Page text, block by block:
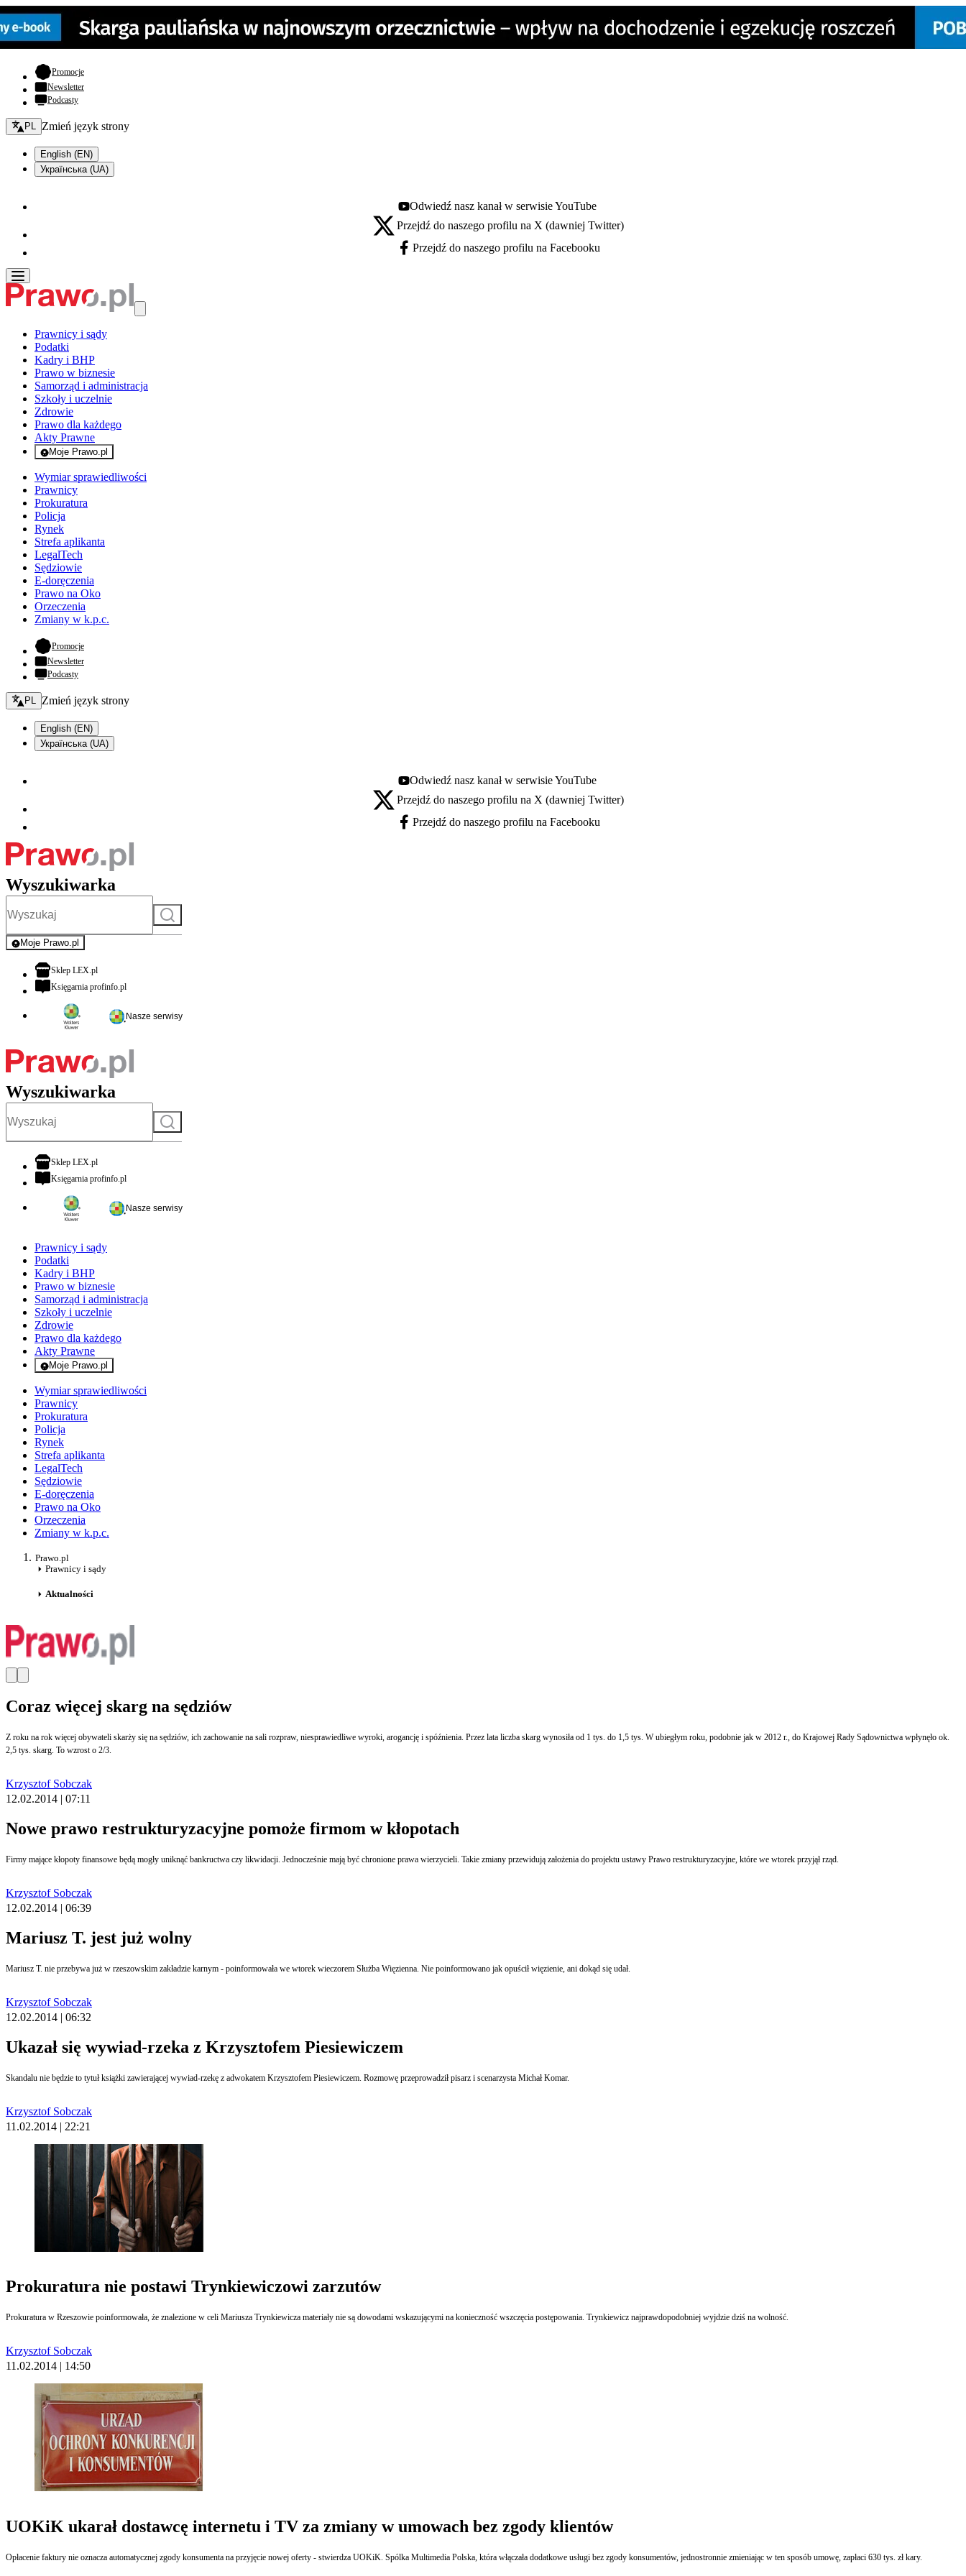
Promocje- otwiera się w nowej karcie
Newsletter
Podcasty
Zmień język - bieżący:
PL Zmień język strony
English (EN)
Українська (UA)
Youtube - otwiera się w nowej karcie
Odwiedź nasz kanał w serwisie YouTube
X - otwiera się w nowej karcie
Przejdź do naszego profilu na X (dawniej Twitter)
Facebook - otwiera się w nowej karcie
Przejdź do naszego profilu na Facebooku
Prawnicy i sądy
Podatki
Kadry i BHP
Prawo w biznesie
Samorząd i administracja
Szkoły i uczelnie
Zdrowie
Prawo dla każdego
Akty Prawne
Moje Prawo.pl
- rejestracja i logowanie do serwisu
Wymiar sprawiedliwości
Prawnicy
Prokuratura
Policja
Rynek
Strefa aplikanta
LegalTech
Sędziowie
E-doręczenia
Prawo na Oko
Orzeczenia
Zmiany w k.p.c.
Promocje- otwiera się w nowej karcie
Newsletter
Podcasty
Zmień język - bieżący:
PL Zmień język strony
English (EN)
Українська (UA)
Youtube - otwiera się w nowej karcie
Odwiedź nasz kanał w serwisie YouTube
X - otwiera się w nowej karcie
Przejdź do naszego profilu na X (dawniej Twitter)
Facebook - otwiera się w nowej karcie
Przejdź do naszego profilu na Facebooku
Wyszukiwarka
Szukaj
Moje Prawo.pl
- rejestracja i logowanie do serwisu
Sklep LEX.plotwiera się w nowej karcie
Księgarnia profinfo.plotwiera się w nowej karcie
Nasze serwisy
Wyszukiwarka
Szukaj
Sklep LEX.plotwiera się w nowej karcie
Księgarnia profinfo.plotwiera się w nowej karcie
Nasze serwisy
Prawnicy i sądy
Podatki
Kadry i BHP
Prawo w biznesie
Samorząd i administracja
Szkoły i uczelnie
Zdrowie
Prawo dla każdego
Akty Prawne
Moje Prawo.pl
- rejestracja i logowanie do serwisu
Wymiar sprawiedliwości
Prawnicy
Prokuratura
Policja
Rynek
Strefa aplikanta
LegalTech
Sędziowie
E-doręczenia
Prawo na Oko
Orzeczenia
Zmiany w k.p.c.
Prawo.pl
Prawnicy i sądy
Aktualności
Coraz więcej skarg na sędziów
Z roku na rok więcej obywateli skarży się na sędziów, ich zachowanie na sali rozpraw, niesprawiedliwe wyroki, arogancję i spóźnienia. Przez lata liczba skarg wynosiła od 1 tys. do 1,5 tys. W ubiegłym roku, podobnie jak w 2012 r., do Krajowej Rady Sądownictwa wpłynęło ok.
2,5 tys. skarg. To wzrost o 2/3.
Krzysztof Sobczak
12.02.2014 | 07:11
Nowe prawo restrukturyzacyjne pomoże firmom w kłopotach
Firmy mające kłopoty finansowe będą mogły uniknąć bankructwa czy likwidacji. Jednocześnie mają być chronione prawa wierzycieli. Takie zmiany przewidują założenia do projektu ustawy Prawo restrukturyzacyjne, które we wtorek przyjął rząd.
Krzysztof Sobczak
12.02.2014 | 06:39
Mariusz T. jest już wolny
Mariusz T. nie przebywa już w rzeszowskim zakładzie karnym - poinformowała we wtorek wieczorem Służba Więzienna. Nie poinformowano jak opuścił więzienie, ani dokąd się udał.
Krzysztof Sobczak
12.02.2014 | 06:32
Ukazał się wywiad-rzeka z Krzysztofem Piesiewiczem
Skandalu nie będzie to tytuł książki zawierającej wywiad-rzekę z adwokatem Krzysztofem Piesiewiczem. Rozmowę przeprowadził pisarz i scenarzysta Michał Komar.
Krzysztof Sobczak
11.02.2014 | 22:21
Prokuratura nie postawi Trynkiewiczowi zarzutów
Prokuratura w Rzeszowie poinformowała, że znalezione w celi Mariusza Trynkiewicza materiały nie są dowodami wskazującymi na konieczność wszczęcia postępowania. Trynkiewicz najprawdopodobniej wyjdzie dziś na wolność.
Krzysztof Sobczak
11.02.2014 | 14:50
UOKiK ukarał dostawcę internetu i TV za zmiany w umowach bez zgody klientów
Opłacenie faktury nie oznacza automatycznej zgody konsumenta na przyjęcie nowej oferty - stwierdza UOKiK. Spólka Multimedia Polska, która włączała dodatkowe usługi bez zgody konsumentów, jednostronnie zmieniając w ten sposób umowę, zapłaci 630 tys. zł kary.